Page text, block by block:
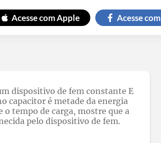
Acesse comApple Acesse com
dispositivo de fem constante E
capacitor é metade da energia
tempo de carga, mostre que a
pelo dispositivo de fem.